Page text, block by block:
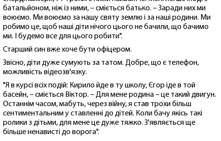
батальйоном, ніж із ними, – сміється батько. – Заради них ми
воюємо. Ми воюємо за нашу святу землю і за наші родини. Ми
робимо це, щоб наші діти нічого цього не бачили, що бачимо
ми. І будемо все для цього робити".
Старший син вже хоче бути офіцером.
Звісно, діти дуже сумують за татом. Добре, що є телефон,
можливість відеозв'язку.
"Я в курсі всіх подій: Кирило йде в ту школу, Єгор іде в той
басейн, – сміється Віктор. – Для мене родина – це такий двигун.
Останнім часом, мабуть, через війну, я став трохи більш
сентиментальним у ставленні до дітей. Коли бачу якісь такі
ролики з дітьми, для мене це дуже тяжко. З'являється ще
більше ненависті до ворога".